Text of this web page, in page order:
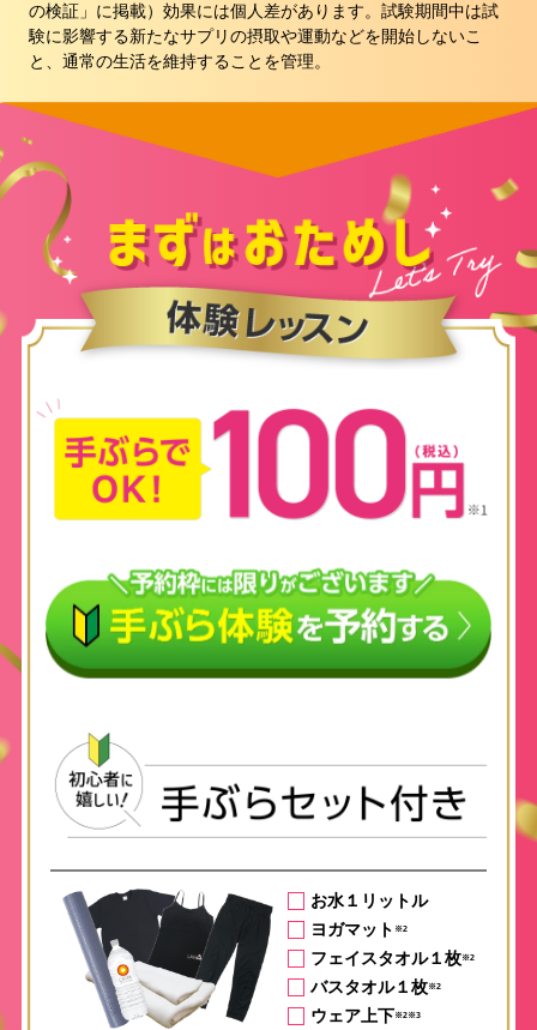
の検証」に掲載）効果には個人差があります。試験期間中は試
験に影響する新たなサプリの摂取や運動などを開始しないこ
と、通常の生活を維持することを管理。
お水１リットル
ヨガマット ※2
フェイスタオル１枚※2
バスタオル１枚※2
ウェア上下※2※3